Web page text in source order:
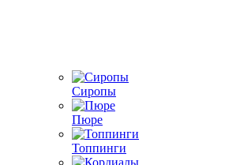
Сиропы
Пюре
Топпинги